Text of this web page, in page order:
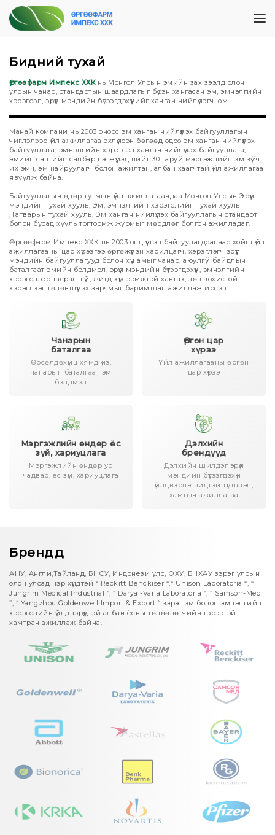
Бидний тухай
Өргөөфарм Импекс ХХКнь Монгол Улсын эмийн зах зээлд олон
улсын чанар, стандартын шаардлагыг бүрэн хангасан эм, эмнэлгийн
хэрэгсэл, эрүүл мэндийн бүтээгдэхүүнийг ханган нийлүүлэгч юм.
Манай компани нь 2003 оноос эм ханган нийлүүлэх байгууллагын
чиглэлээр үйл ажиллагаа эхлүүлсэн бөгөөд одоо эм ханган нийлүүлэх
байгууллага, эмнэлгийн хэрэгсэл ханган нийлүүлэх байгууллага,
эмийн сангийн салбар нэгжүүдэд нийт 30 гаруй мэргэжлийн эм зүйч,
их эмч, эм найруулагч болон ажилтан, албан хаагчтай үйл ажиллагаа
явуулж байна.
Байгууллагын өдөр тутмын үйл ажиллагаандаа Монгол Улсын Эрүүл
мэндийн тухай хууль, Эм, эмнэлгийн хэрэгслийн тухай хууль
,Татварын тухай хууль, Эм ханган нийлүүлэх байгууллагын стандарт
болон бусад хууль тогтоомж журмыг мөрдлөг болгон ажилладаг.
Өргөөфарм Импекс ХХК нь 2003 онд үүсгэн байгуулагдсанаас хойш үйл
ажиллагааны цар хүрээгээ өргөжүүлэн харилцагч, хэрэглэгч эрүүл
мэндийн байгууллагууд болон хүн амыг чанар, аюулгүй байдлын
баталгаат эмийн бэлдмэл, эрүүл мэндийн бүтээгдэхүүн, эмнэлгийн
хэрэгслээр тасралтгүй, жигд хүртээмжтэй хангах, зөв зохистой
хэрэглээг төлөвшүүлэх зарчмыг баримтлан ажиллаж ирсэн.
Чанарын
баталгаа
Өрсөлдөхүйц хямд үнэ,
чанарын баталгаат эм
бэлдмэл
Өргөн цар
хүрээ
Үйл ажиллагааны өргөн
цар хүрээ
Мэргэжлийн өндөр ёс
зүй, хариуцлага
Мэргэжлийн өндөр ур
чадвар, ёс зүй, хариуцлага
Дэлхийн
брендүүд
Дэлхийн шилдэг эрүүл
мэндийн бүтээгдэхүүн
үйлдвэрлэгчидтэй түншлэл,
хамтын ажиллагаа
Брендүүд
АНУ, Англи,Тайланд, БНСУ, Индонези улс, ОХУ, БНХАУ зэрэг улсын
олон улсад нэр хүндтэй “ Reckitt Benckiser “,“ Unison Laboratoria “, “
Jungrim Medical Industrial “, “ Darya -Varia Laboratoria “, “ Samson-Med
”, “ Yangzhou Goldenwell Import & Export “ зэрэг эм болон эмнэлгийн
хэрэгслийн үйлдвэрүүдтэй албан ёсны төлөөлөгчийн гэрээтэй
хамтран ажиллаж байна.